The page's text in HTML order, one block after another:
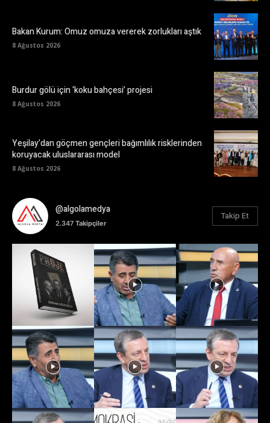
Bakan Kurum: Omuz omuza vererek zorlukları aştık
8 Ağustos 2026
Burdur gölü için ‘koku bahçesi’ projesi
8 Ağustos 2026
Yeşilay’dan göçmen gençleri bağımlılık risklerinden
koruyacak uluslararası model
8 Ağustos 2026
@algolamedya
2.347 Takipçiler
Takip Et